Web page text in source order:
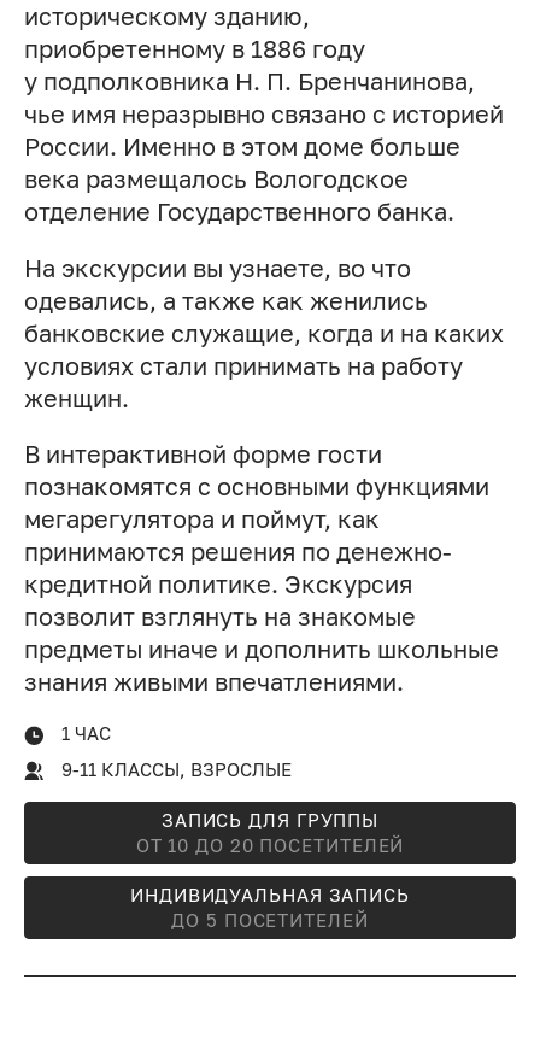
историческому зданию,
приобретенному в 1886 году
у подполковника Н. П. Бренчанинова,
чье имя неразрывно связано с историей
России. Именно в этом доме больше
века размещалось Вологодское
отделение Государственного банка.
На экскурсии вы узнаете, во что
одевались, а также как женились
банковские служащие, когда и на каких
условиях стали принимать на работу
женщин.
В интерактивной форме гости
познакомятся с основными функциями
мегарегулятора и поймут, как
принимаются решения по денежно-
кредитной политике. Экскурсия
позволит взглянуть на знакомые
предметы иначе и дополнить школьные
знания живыми впечатлениями.
1 ЧАС
9-11 КЛАССЫ, ВЗРОСЛЫЕ
ЗАПИСЬ ДЛЯ ГРУППЫ
ОТ 10 ДО 20 ПОСЕТИТЕЛЕЙ
ИНДИВИДУАЛЬНАЯ ЗАПИСЬ
ДО 5 ПОСЕТИТЕЛЕЙ